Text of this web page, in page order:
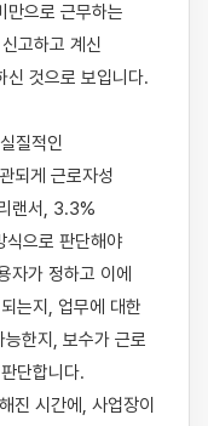
으로 근무하는
고하고 계신
신 것으로 보입니다.
질적인
되게 근로자성
랜서, 3.3%
식으로 판단해야
자가 정하고 이에
는지, 업무에 대한
능한지, 보수가 근로
단합니다.
진 시간에, 사업장이